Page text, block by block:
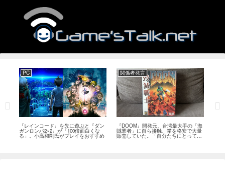
PC
『レインコード』を先に遊ぶと『ダン
ガンロンパ2×2』が「100倍面白くな
る」。小高和剛氏がプレイをおすすめ
関係者発言
『DOOM』開発元、台湾最大手の「海
賊業者」に自ら接触、箱を格安で大量
販売していた。「自分たちにとっては
流通だった」